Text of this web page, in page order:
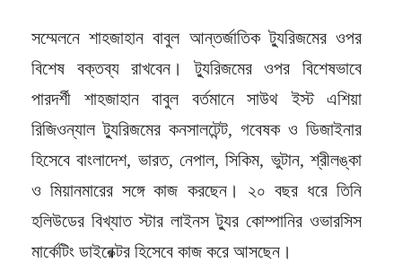
সম্মেলনে শাহজাহান বাবুল আন্তর্জাতিক ট্যুরিজমের ওপর
বিশেষ বক্তব্য রাখবেন। ট্যুরিজমের ওপর বিশেষভাবে
পারদর্শী শাহজাহান বাবুল বর্তমানে সাউথ ইস্ট এশিয়া
রিজিওন্যাল ট্যুরিজমের কনসালটেন্ট, গবেষক ও ডিজাইনার
হিসেবে বাংলাদেশ, ভারত, নেপাল, সিকিম, ভুটান, শ্রীলঙ্কা
ও মিয়ানমারের সঙ্গে কাজ করছেন। ২০ বছর ধরে তিনি
হলিউডের বিখ্যাত স্টার লাইনস ট্যুর কোম্পানির ওভারসিস
মার্কেটিং ডাইরেক্টর হিসেবে কাজ করে আসছেন।